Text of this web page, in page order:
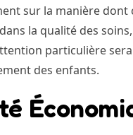
sur la manière dont
la qualité des
particulière
des enfants.